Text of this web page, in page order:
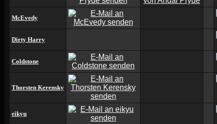
McEvedy
Dirty Harry
Coldstone
Thorsten Kerensky
eikyu